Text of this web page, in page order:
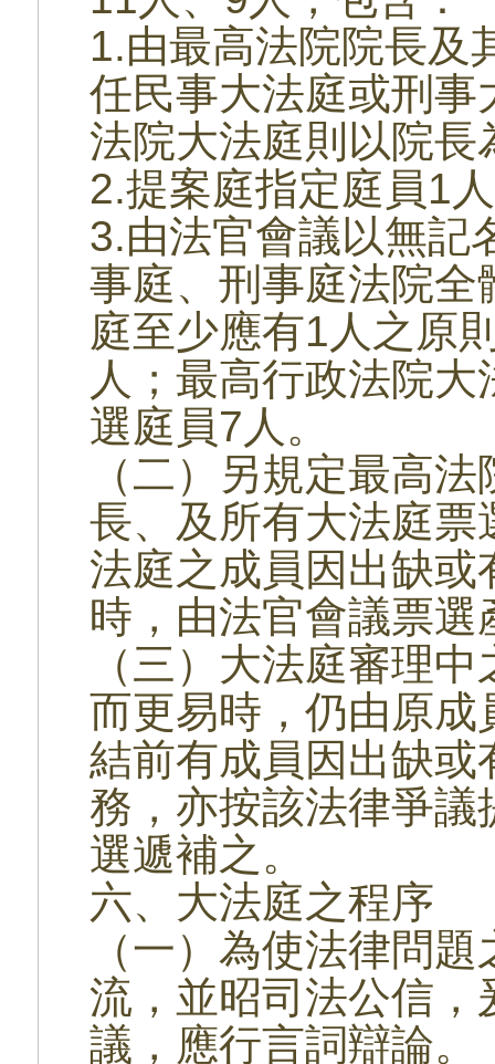
1.由最高法院院長及
任民事大法庭或刑
法院大法庭則以院長
2.提案庭指定庭員1
3.由法官會議以無記
事庭、刑事庭法院
庭至少應有1人之原
人；最高行政法院
選庭員7人。
（二）另規定最高
長、及所有大法庭
法庭之成員因出缺
時，由法官會議票
（三）大法庭審理
而更易時，仍由原
結前有成員因出缺
務，亦按該法律爭
選遞補之。
六、大法庭之程序
（一）為使法律問
流，並昭司法公信
議，應行言詞辯論。